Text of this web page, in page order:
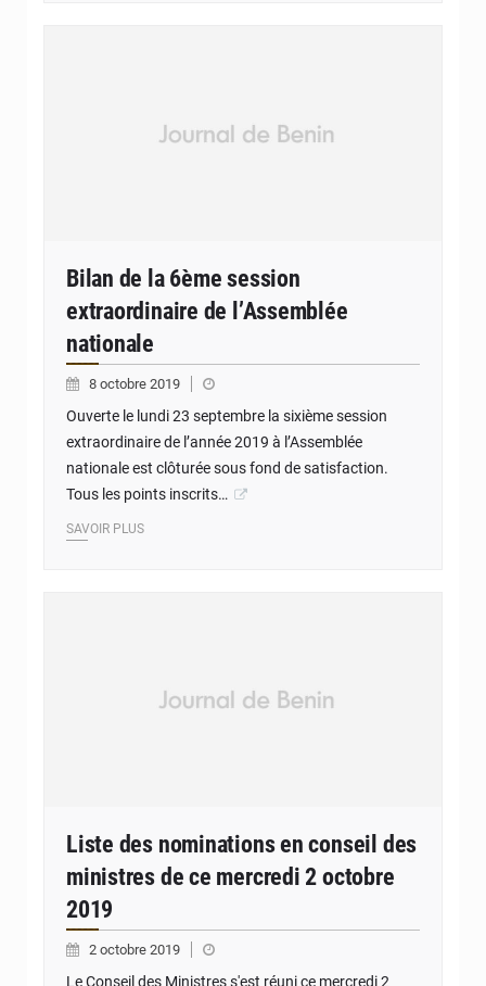
Bilan de la 6ème session
extraordinaire de l’Assemblée
nationale
8 octobre 2019
Ouverte le lundi 23 septembre la sixième session
extraordinaire de l’année 2019 à l’Assemblée
nationale est clôturée sous fond de satisfaction.
Tous les points inscrits…
SAVOIR PLUS
Liste des nominations en conseil des
ministres de ce mercredi 2 octobre
2019
2 octobre 2019
Le Conseil des Ministres s'est réuni ce mercredi 2